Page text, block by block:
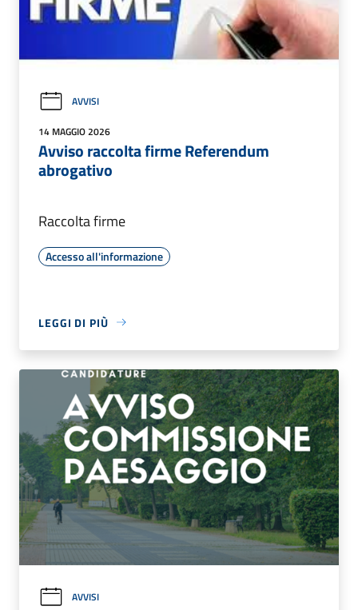
AVVISI
14 MAGGIO 2026
Avviso raccolta firme Referendum
abrogativo
Raccolta firme
Accesso all'informazione
LEGGI DI PIÙ
AVVISI